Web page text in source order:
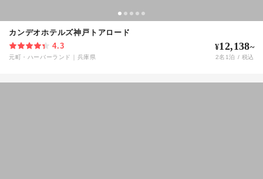
カンデオホテルズ神戸トアロード
4.3
元町・ハーバーランド 兵庫県
¥12,138~
2名 1泊 / 税込